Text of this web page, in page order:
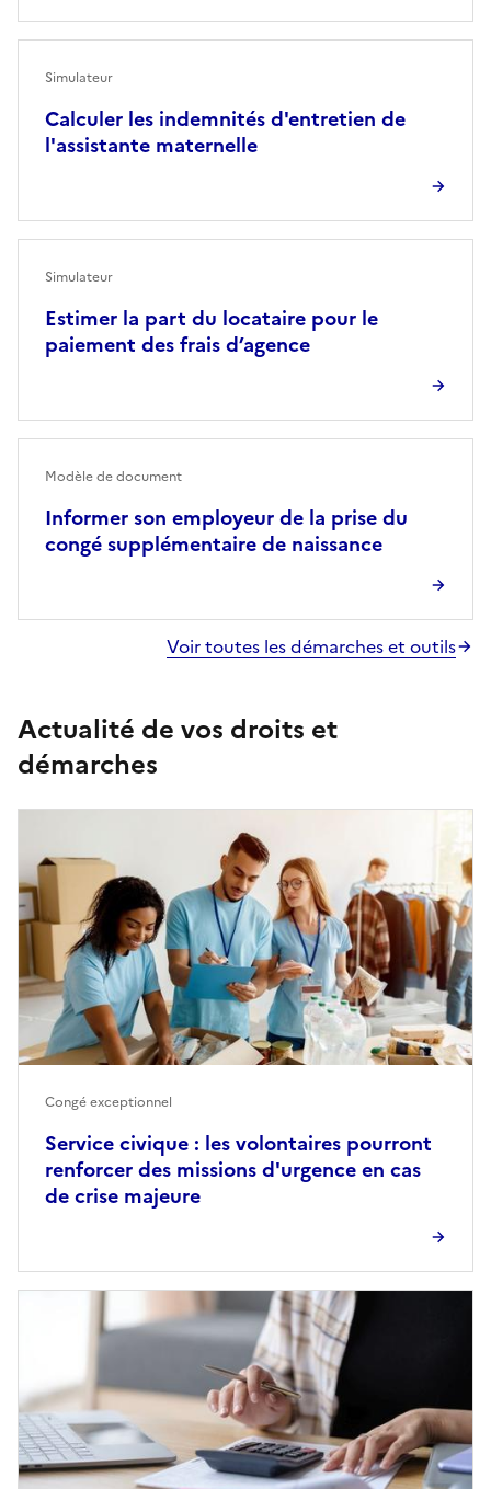
Calculer les indemnités d'entretien de
l'assistante maternelle
Simulateur
Estimer la part du locataire pour le
paiement des frais d’agence
Simulateur
Informer son employeur de la prise du
congé supplémentaire de naissance
Modèle de document
Voir toutes les démarches et outils
Actualité de vos droits et
démarches
Service civique : les volontaires pourront
renforcer des missions d'urgence en cas
de crise majeure
Congé exceptionnel